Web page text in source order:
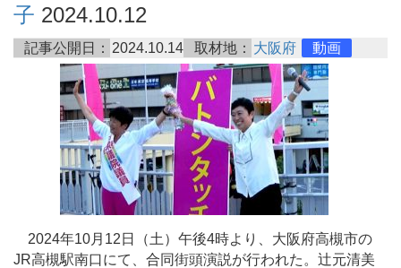
子 2024.10.12
記事公開日： 2024.10.14 取材地： 大阪府 動画
2024年10月12日（土）午後4時より、大阪府高槻市の
JR高槻駅南口にて、合同街頭演説が行われた。辻元清美